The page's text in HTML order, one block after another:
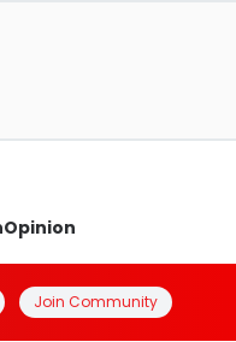
Opinion
Join Community